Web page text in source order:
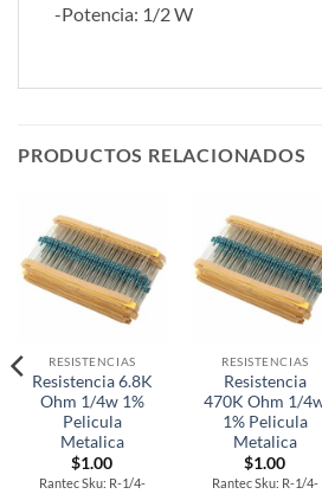
-Potencia: 1/2 W
PRODUCTOS RELACIONADOS
RESISTENCIAS
Resistencia 6.8K
Ohm 1/4w 1%
Pelicula
Metalica
$1.00
Rantec Sku: R-1/4-
RESISTENCIAS
Resistencia
470K Ohm 1/
1% Pelicula
Metalica
$1.00
Rantec Sku: R-1/4-